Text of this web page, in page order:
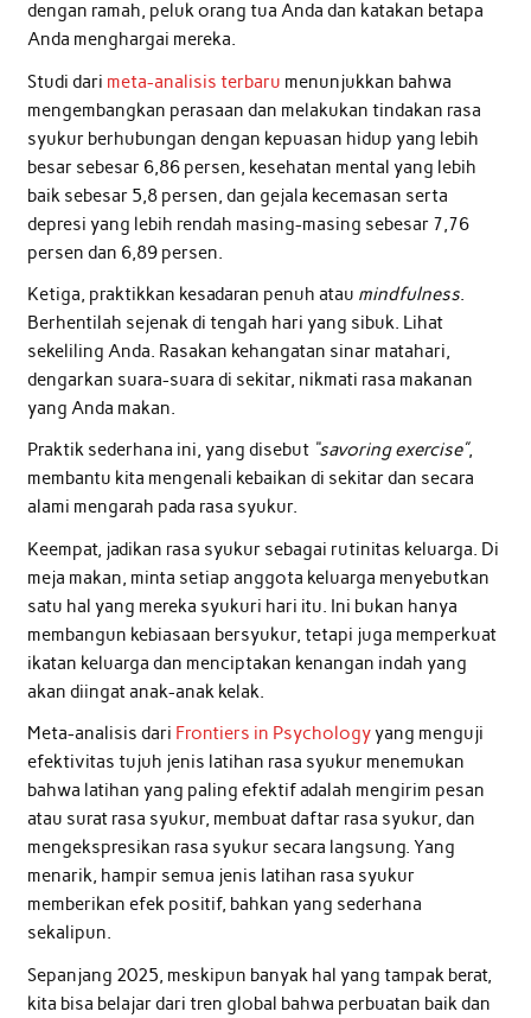
dengan ramah, peluk orang tua Anda dan katakan betapa
Anda menghargai mereka.
Studi dari meta-analisis terbaru menunjukkan bahwa
mengembangkan perasaan dan melakukan tindakan rasa
syukur berhubungan dengan kepuasan hidup yang lebih
besar sebesar 6,86 persen, kesehatan mental yang lebih
baik sebesar 5,8 persen, dan gejala kecemasan serta
depresi yang lebih rendah masing-masing sebesar 7,76
persen dan 6,89 persen.
Ketiga, praktikkan kesadaran penuh atau mindfulness.
Berhentilah sejenak di tengah hari yang sibuk. Lihat
sekeliling Anda. Rasakan kehangatan sinar matahari,
dengarkan suara-suara di sekitar, nikmati rasa makanan
yang Anda makan.
Praktik sederhana ini, yang disebut “savoring exercise”,
membantu kita mengenali kebaikan di sekitar dan secara
alami mengarah pada rasa syukur.
Keempat, jadikan rasa syukur sebagai rutinitas keluarga. Di
meja makan, minta setiap anggota keluarga menyebutkan
satu hal yang mereka syukuri hari itu. Ini bukan hanya
membangun kebiasaan bersyukur, tetapi juga memperkuat
ikatan keluarga dan menciptakan kenangan indah yang
akan diingat anak-anak kelak.
Meta-analisis dari Frontiers in Psychologyyang menguji
efektivitas tujuh jenis latihan rasa syukur menemukan
bahwa latihan yang paling efektif adalah mengirim pesan
atau surat rasa syukur, membuat daftar rasa syukur, dan
mengekspresikan rasa syukur secara langsung. Yang
menarik, hampir semua jenis latihan rasa syukur
memberikan efek positif, bahkan yang sederhana
sekalipun.
Sepanjang 2025, meskipun banyak hal yang tampak berat,
kita bisa belajar dari tren global bahwa perbuatan baik dan